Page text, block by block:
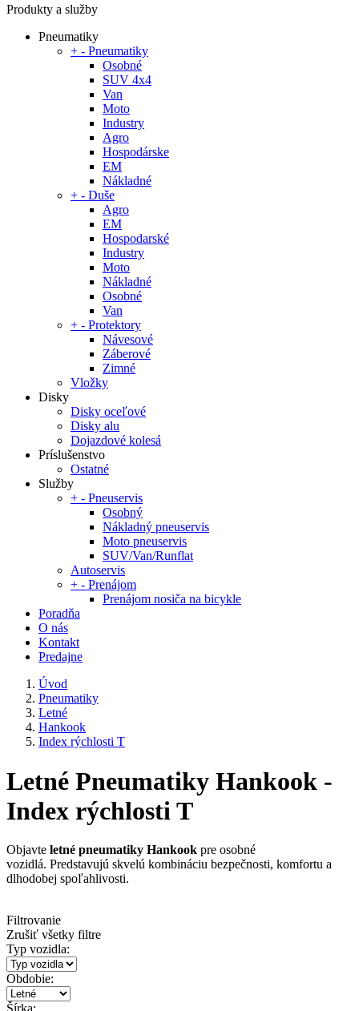
Produkty a služby
Pneumatiky
+ - Pneumatiky
Osobné
SUV 4x4
Van
Moto
Industry
Agro
Hospodárske
EM
Nákladné
+ - Duše
Agro
EM
Hospodarské
Industry
Moto
Nákladné
Osobné
Van
+ - Protektory
Návesové
Záberové
Zimné
Vložky
Disky
Disky oceľové
Disky alu
Dojazdové kolesá
Príslušenstvo
Ostatné
Služby
+ - Pneuservis
Osobný
Nákladný pneuservis
Moto pneuservis
SUV/Van/Runflat
Autoservis
+ - Prenájom
Prenájom nosiča na bicykle
Poradňa
O nás
Kontakt
Predajne
Úvod
Pneumatiky
Letné
Hankook
Index rýchlosti T
Letné Pneumatiky Hankook -
Index rýchlosti T
Objavte letné pneumatiky Hankook pre osobné
vozidlá. Predstavujú skvelú kombináciu bezpečnosti, komfortu a
dlhodobej spoľahlivosti.
Filtrovanie
Zrušiť všetky filtre
Typ vozidla:
Obdobie: